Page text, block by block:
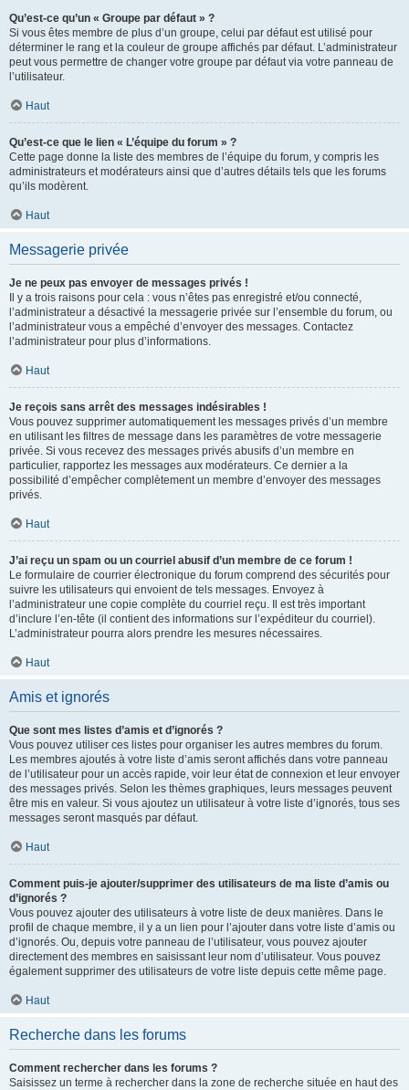
Qu’est-ce qu’un « Groupe par défaut » ?
Si vous êtes membre de plus d’un groupe, celui par défaut est utilisé pour
déterminer le rang et la couleur de groupe affichés par défaut. L’administrateur
peut vous permettre de changer votre groupe par défaut via votre panneau de
l’utilisateur.
Haut
Qu’est-ce que le lien « L’équipe du forum » ?
Cette page donne la liste des membres de l’équipe du forum, y compris les
administrateurs et modérateurs ainsi que d’autres détails tels que les forums
qu’ils modèrent.
Haut
Messagerie privée
Je ne peux pas envoyer de messages privés !
Il y a trois raisons pour cela : vous n’êtes pas enregistré et/ou connecté,
l’administrateur a désactivé la messagerie privée sur l’ensemble du forum, ou
l’administrateur vous a empêché d’envoyer des messages. Contactez
l’administrateur pour plus d’informations.
Haut
Je reçois sans arrêt des messages indésirables !
Vous pouvez supprimer automatiquement les messages privés d’un membre
en utilisant les filtres de message dans les paramètres de votre messagerie
privée. Si vous recevez des messages privés abusifs d’un membre en
particulier, rapportez les messages aux modérateurs. Ce dernier a la
possibilité d’empêcher complètement un membre d’envoyer des messages
privés.
Haut
J’ai reçu un spam ou un courriel abusif d’un membre de ce forum !
Le formulaire de courrier électronique du forum comprend des sécurités pour
suivre les utilisateurs qui envoient de tels messages. Envoyez à
l’administrateur une copie complète du courriel reçu. Il est très important
d’inclure l’en-tête (il contient des informations sur l’expéditeur du courriel).
L’administrateur pourra alors prendre les mesures nécessaires.
Haut
Amis et ignorés
Que sont mes listes d’amis et d’ignorés ?
Vous pouvez utiliser ces listes pour organiser les autres membres du forum.
Les membres ajoutés à votre liste d’amis seront affichés dans votre panneau
de l’utilisateur pour un accès rapide, voir leur état de connexion et leur envoyer
des messages privés. Selon les thèmes graphiques, leurs messages peuvent
être mis en valeur. Si vous ajoutez un utilisateur à votre liste d’ignorés, tous ses
messages seront masqués par défaut.
Haut
Comment puis-je ajouter/supprimer des utilisateurs de ma liste d’amis ou
d’ignorés ?
Vous pouvez ajouter des utilisateurs à votre liste de deux manières. Dans le
profil de chaque membre, il y a un lien pour l’ajouter dans votre liste d’amis ou
d’ignorés. Ou, depuis votre panneau de l’utilisateur, vous pouvez ajouter
directement des membres en saisissant leur nom d’utilisateur. Vous pouvez
également supprimer des utilisateurs de votre liste depuis cette même page.
Haut
Recherche dans les forums
Comment rechercher dans les forums ?
Saisissez un terme à rechercher dans la zone de recherche située en haut des